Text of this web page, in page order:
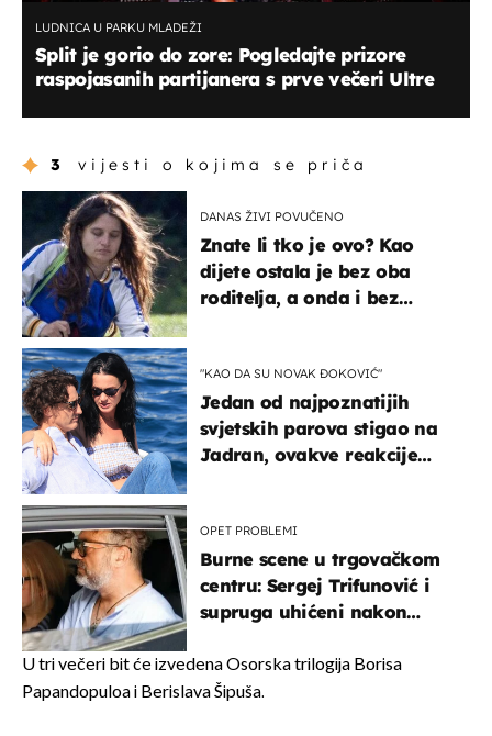
LUDNICA U PARKU MLADEŽI
Split je gorio do zore: Pogledajte prizore
raspojasanih partijanera s prve večeri Ultre
3 vijesti o kojima se priča
DANAS ŽIVI POVUČENO
Znate li tko je ovo? Kao
dijete ostala je bez oba
roditelja, a onda i bez
"KAO DA SU NOVAK ĐOKOVIĆ"
Jedan od najpoznatijih
svjetskih parova stigao na
Jadran, ovakve reakcije
OPET PROBLEMI
Burne scene u trgovačkom
centru: Sergej Trifunović i
supruga uhićeni nakon
U tri večeri bit će izvedena Osorska trilogija Borisa
Papandopuloa i Berislava Šipuša.